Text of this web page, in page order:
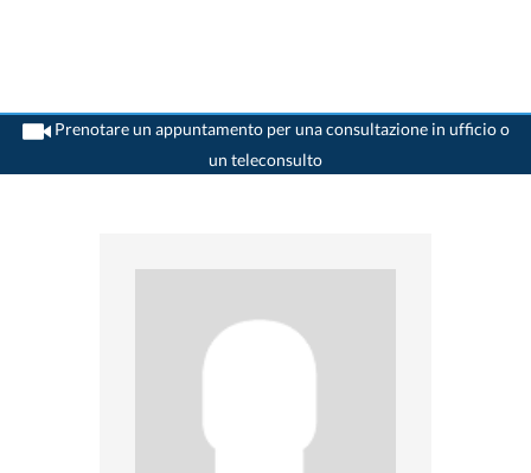
Prenotare un appuntamento per una consultazione in ufficio o
un teleconsulto
>Medico orecchio>St. Gallen>Dr. Karl Gschwend>Consultazione con Dr. Karl